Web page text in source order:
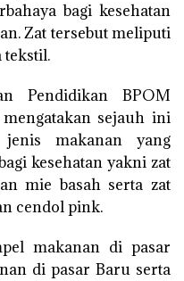
bagi kesehatan
Zat tersebut meliputi
tekstil.
Pendidikan BPOM
sejauh ini
makanan yang
kesehatan yakni zat
mie basah serta zat
cendol pink.
makanan di pasar
di pasar Baru serta